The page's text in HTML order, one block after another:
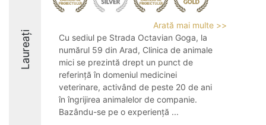
Laureați
Arată mai multe >>
Cu sediul pe Strada Octavian Goga, la
numărul 59 din Arad, Clinica de animale
mici se prezintă drept un punct de
referință în domeniul medicinei
veterinare, activând de peste 20 de ani
în îngrijirea animalelor de companie.
Bazându-se pe o experiență ...